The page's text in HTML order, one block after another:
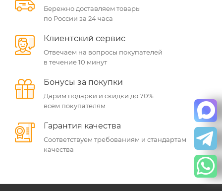
Бережно доставляем товары
по России за 24 часа
Клиентский сервис
Отвечаем на вопросы покупателей
в течение 10 минут
Бонусы за покупки
Дарим подарки и скидки до 70%
всем покупателям
Гарантия качества
Соответствуем требованиям и стандартам
качества